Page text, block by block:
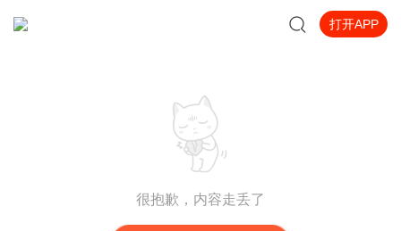
打开APP
很抱歉，内容走丢了